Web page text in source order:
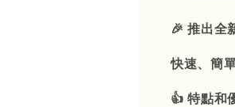
🎉 推出全
快速、簡
👍 特點和